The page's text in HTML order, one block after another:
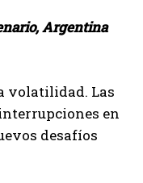
Argentina
volatilidad. Las
en
desafíos